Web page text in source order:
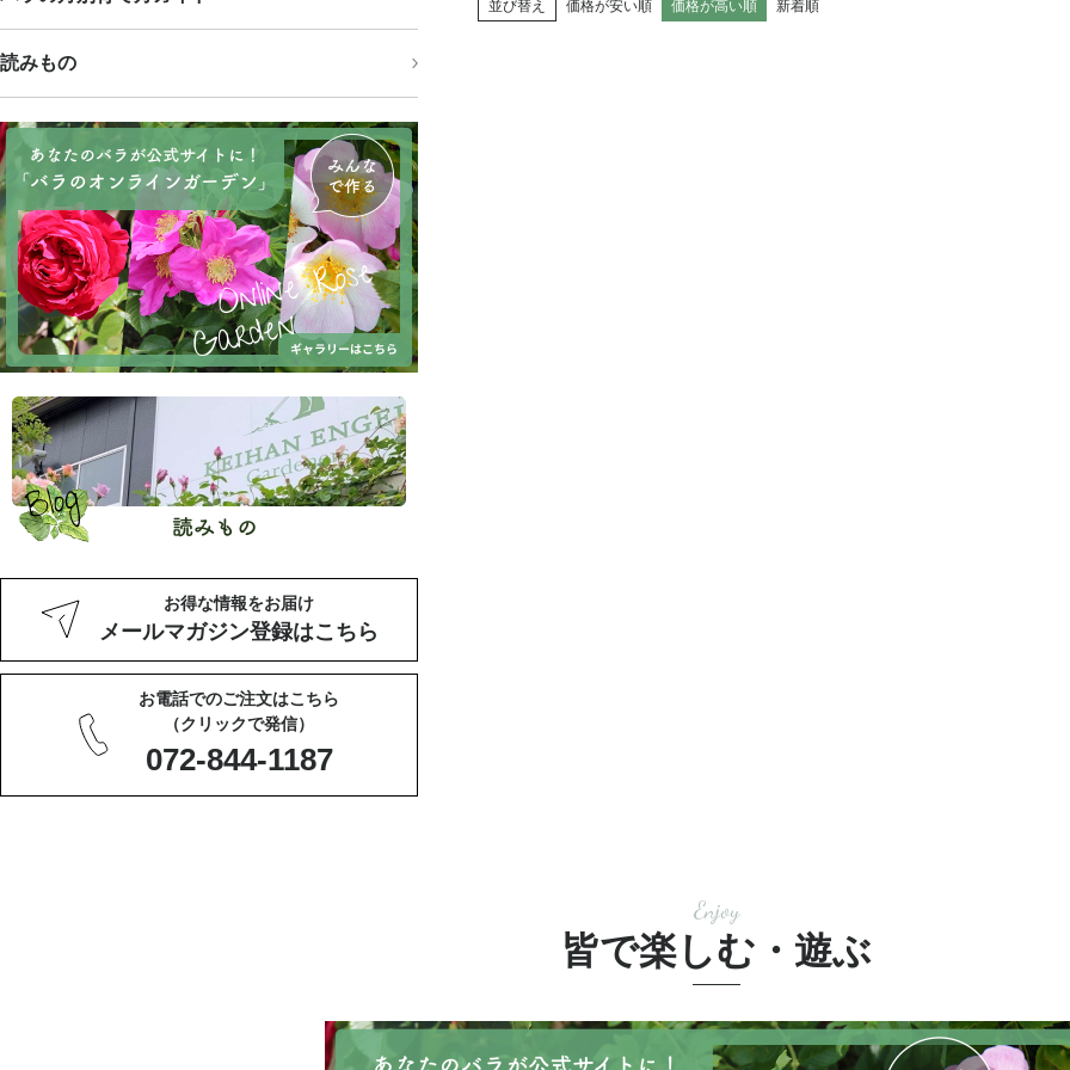
読みもの
お得な情報をお届け
メールマガジン登録はこちら
お電話でのご注文はこちら
（クリックで発信）
072-844-1187
並び替え 価格が安い順 価格が高い順 新着順
Enjoy
皆で楽しむ・遊ぶ